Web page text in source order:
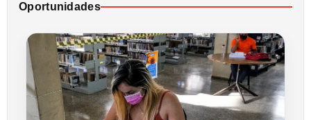
Oportunidades